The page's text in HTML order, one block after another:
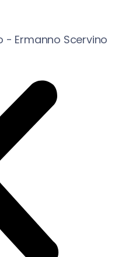
Ermanno Scervino